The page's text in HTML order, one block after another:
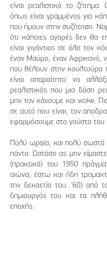
είναι ρεαλιστικό το
όπως είναι γραμμένος για
που ήμουν στην συζήτηση.
ότι κάποιες αγορές δεν θα
είναι γιγάντιος σε όλο τον
έναν Μαύρο, έναν Αφρικανό,
που θέλουν στην κουλτούρα
είναι απαραίτητο να
ρεαλιστικός που μια δόση
μην τον κάνουμε και woke.
σε αυτό που είναι, τον
εφαρμόσουμε στο γούστο του
Πολύ ωραία, και πολύ σωστά
πάντα. Ωστόσο ας μην
(πρακτικά) του 1950
αιώνα, έστω και ήδη
την δεκαετία του...'60) από
δημιουργός του και τα
εποχής.